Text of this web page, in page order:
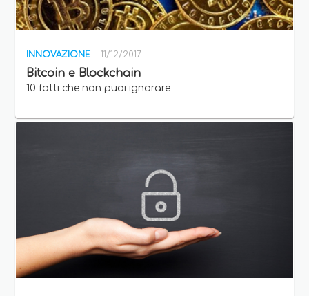
INNOVAZIONE 11/12/2017
Bitcoin e Blockchain
10 fatti che non puoi ignorare